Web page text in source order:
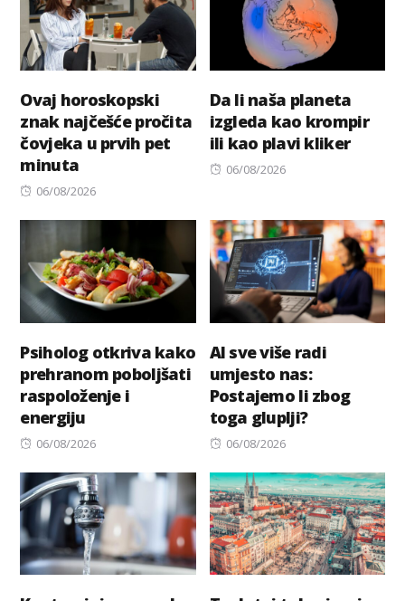
Ovaj horoskopski
znak najčešće pročita
čovjeka u prvih pet
minuta
Posted
06/08/2026
Da li naša planeta
izgleda kao krompir
ili kao plavi kliker
Posted
06/08/2026
Psiholog otkriva kako
prehranom poboljšati
raspoloženje i
energiju
Posted
06/08/2026
AI sve više radi
umjesto nas:
Postajemo li zbog
toga gluplji?
Posted
06/08/2026